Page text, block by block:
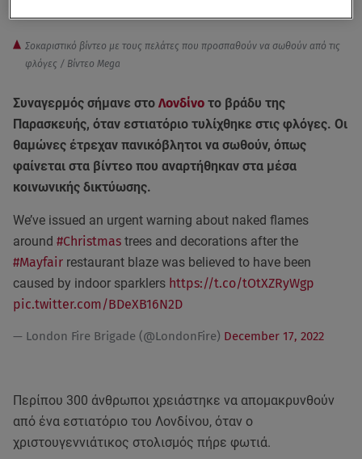
Σοκαριστικό βίντεο με τους πελάτες που προσπαθούν να σωθούν από τις
φλόγες / Βίντεο Mega
Συναγερμός σήμανε στο Λονδίνο το βράδυ της
Παρασκευής, όταν εστιατόριο τυλίχθηκε στις φλόγες. Οι
θαμώνες έτρεχαν πανικόβλητοι να σωθούν, όπως
φαίνεται στα βίντεο που αναρτήθηκαν στα μέσα
κοινωνικής δικτύωσης.
We’ve issued an urgent warning about naked flames
around #Christmas trees and decorations after the
#Mayfair restaurant blaze was believed to have been
caused by indoor sparklers https://t.co/tOtXZRyWgp
pic.twitter.com/BDeXB16N2D
— London Fire Brigade (@LondonFire) December 17, 2022
Περίπου 300 άνθρωποι χρειάστηκε να απομακρυνθούν
από ένα εστιατόριο του Λονδίνου, όταν ο
χριστουγεννιάτικος στολισμός πήρε φωτιά.